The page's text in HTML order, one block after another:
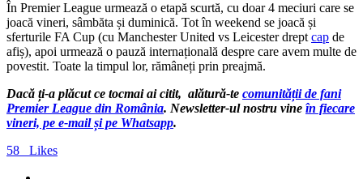
În Premier League urmează o etapă scurtă, cu doar 4 meciuri care se
joacă vineri, sâmbăta și duminică. Tot în weekend se joacă și
sferturile FA Cup (cu Manchester United vs Leicester dreptcap de
afiș), apoi urmează o pauză internațională despre care avem multe de
povestit. Toate la timpul lor, rămâneți prin preajmă.
Dacă ți-a plăcut ce tocmai ai citit, alătură-te comunității de fani
Premier League din România. Newsletter-ul nostru vine în fiecare
vineri, pe e-mail și pe Whatsapp.
58
Likes